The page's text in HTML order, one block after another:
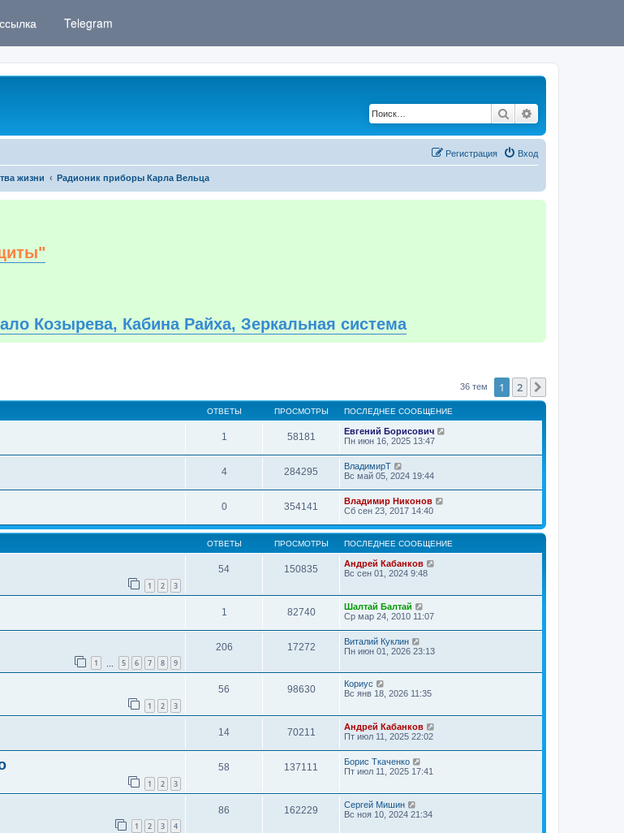
Telegram
Поиск
Вход
Регистрация
жизни Радионик приборы Карла Вельца
Козырева, Кабина Райха, Зеркальная система
36 тем 1 2
ОТВЕТЫ ПРОСМОТРЫ ПОСЛЕДНЕЕ СООБЩЕНИЕ
1 58181
Евгений Борисович
Пн июн 16, 2025 13:47
4 284295
ВладимирТ
Вс май 05, 2024 19:44
0 354141
Владимир Никонов
Сб сен 23, 2017 14:40
ОТВЕТЫ ПРОСМОТРЫ ПОСЛЕДНЕЕ СООБЩЕНИЕ
1 2 3
54 150835
Андрей Кабанков
Вс сен 01, 2024 9:48
1 82740
Шалтай Балтай
Ср мар 24, 2010 11:07
1 5 6 7 8 9
206 17272
Виталий Куклин
Пн июн 01, 2026 23:13
1 2 3
56 98630
Кориус
Вс янв 18, 2026 11:35
14 70211
Андрей Кабанков
Пт июл 11, 2025 22:02
1 2 3
58 137111
Борис Ткаченко
Пт июл 11, 2025 17:41
1 2 3 4
86 162229
Сергей Мишин
Вс ноя 10, 2024 21:34